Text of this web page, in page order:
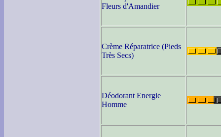
Fleurs d'Amandier
Crème Réparatrice (Pieds
Très Secs)
Déodorant Energie
Homme